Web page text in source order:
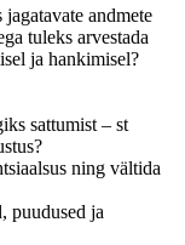
jagatavate andmete
tuleks arvestada
ja hankimisel?
sattumist – st
ning vältida
puudused ja